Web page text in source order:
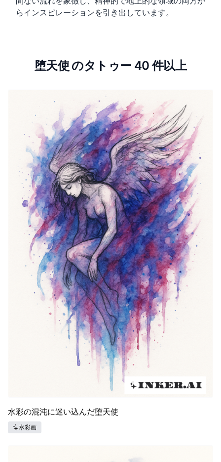
らインスピレーションを引き出しています。
堕天使 のタトゥー 40 件以上
水彩の混沌に迷い込んだ堕天使
水彩画